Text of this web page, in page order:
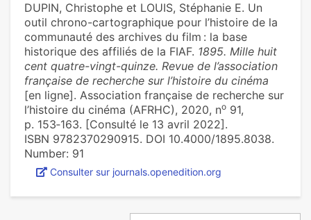
DUPIN, Christophe et LOUIS, Stéphanie E. Un
outil chrono-cartographique pour l’histoire de la
communauté des archives du film : la base
historique des affiliés de la FIAF. 1895. Mille huit
cent quatre-vingt-quinze. Revue de l’association
française de recherche sur l’histoire du cinéma
[en ligne]. Association française de recherche sur
l’histoire du cinéma (AFRHC), 2020, no 91,
p. 153‑163. [Consulté le 13 avril 2022].
ISBN 9782370290915. DOI 10.4000/1895.8038.
Number: 91
Consulter sur journals.openedition.org